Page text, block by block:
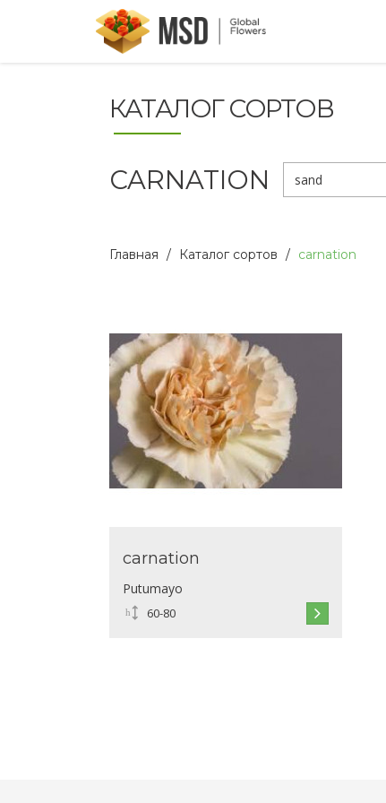
КАТАЛОГ СОРТОВ
CARNATION sand
Главная Каталог сортов carnation
carnation
Putumayo
60-80